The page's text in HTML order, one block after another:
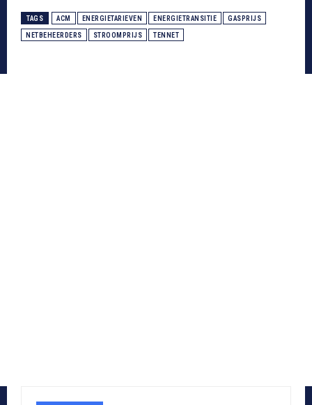
TAGS ACM ENERGIETARIEVEN ENERGIETRANSITIE GASPRIJS
NETBEHEERDERS STROOMPRIJS TENNET